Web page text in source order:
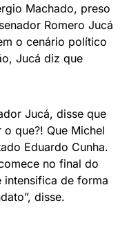
Machado, preso
Romero Jucá
o cenário político
Jucá diz que
Jucá, disse que
que?! Que Michel
Eduardo Cunha.
no final do
intensifica de forma
disse.